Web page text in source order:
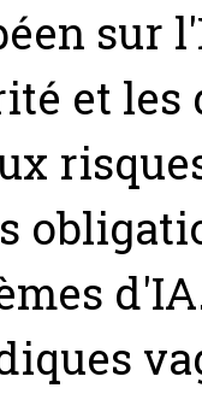
sur
et